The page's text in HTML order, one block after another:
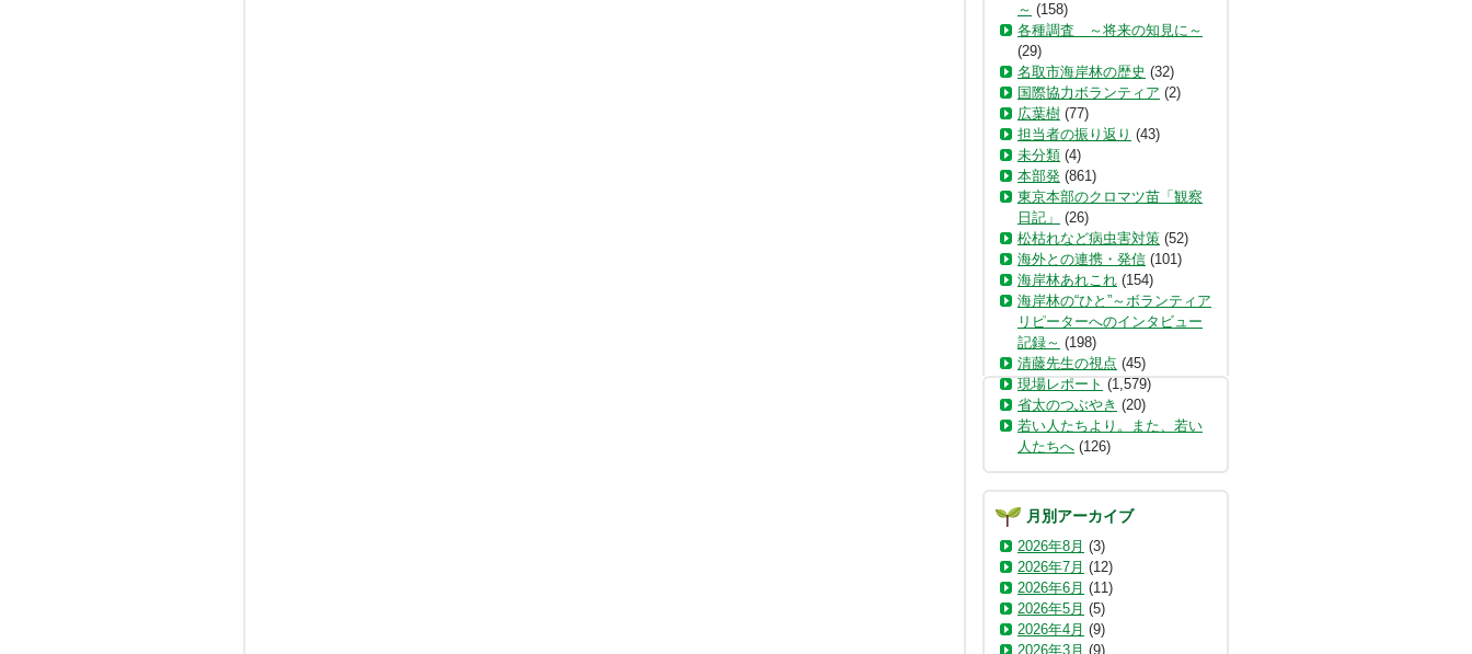
～ (158)
各種調査 ～将来の知見に～
(29)
名取市海岸林の歴史 (32)
国際協力ボランティア (2)
広葉樹 (77)
担当者の振り返り (43)
未分類 (4)
本部発 (861)
東京本部のクロマツ苗「観察
日記」
(26)
松枯れなど病虫害対策 (52)
海外との連携・発信 (101)
海岸林あれこれ (154)
海岸林の“ひと”～ボランティア
リピーターへのインタビュー
記録～ (198)
清藤先生の視点 (45)
現場レポート (1,579)
省太のつぶやき (20)
若い人たちより。また、若い
人たちへ (126)
月別アーカイブ
2026年8月 (3)
2026年7月 (12)
2026年6月 (11)
2026年5月 (5)
2026年4月 (9)
2026年3月 (9)